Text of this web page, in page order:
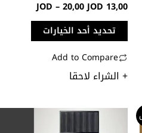
13,00
JOD–20,00JOD
تحديد أحد الخيارات
Add to Compare
صفحة
المنتج
+ الشراء لاحقا
نطاق